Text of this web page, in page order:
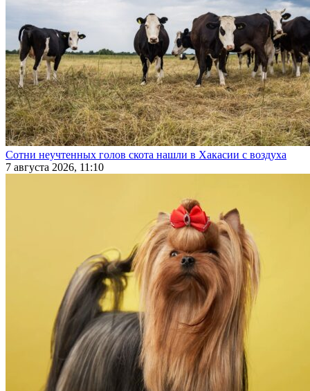
Сотни неучтенных голов скота нашли в Хакасии с воздуха
7 августа 2026, 11:10